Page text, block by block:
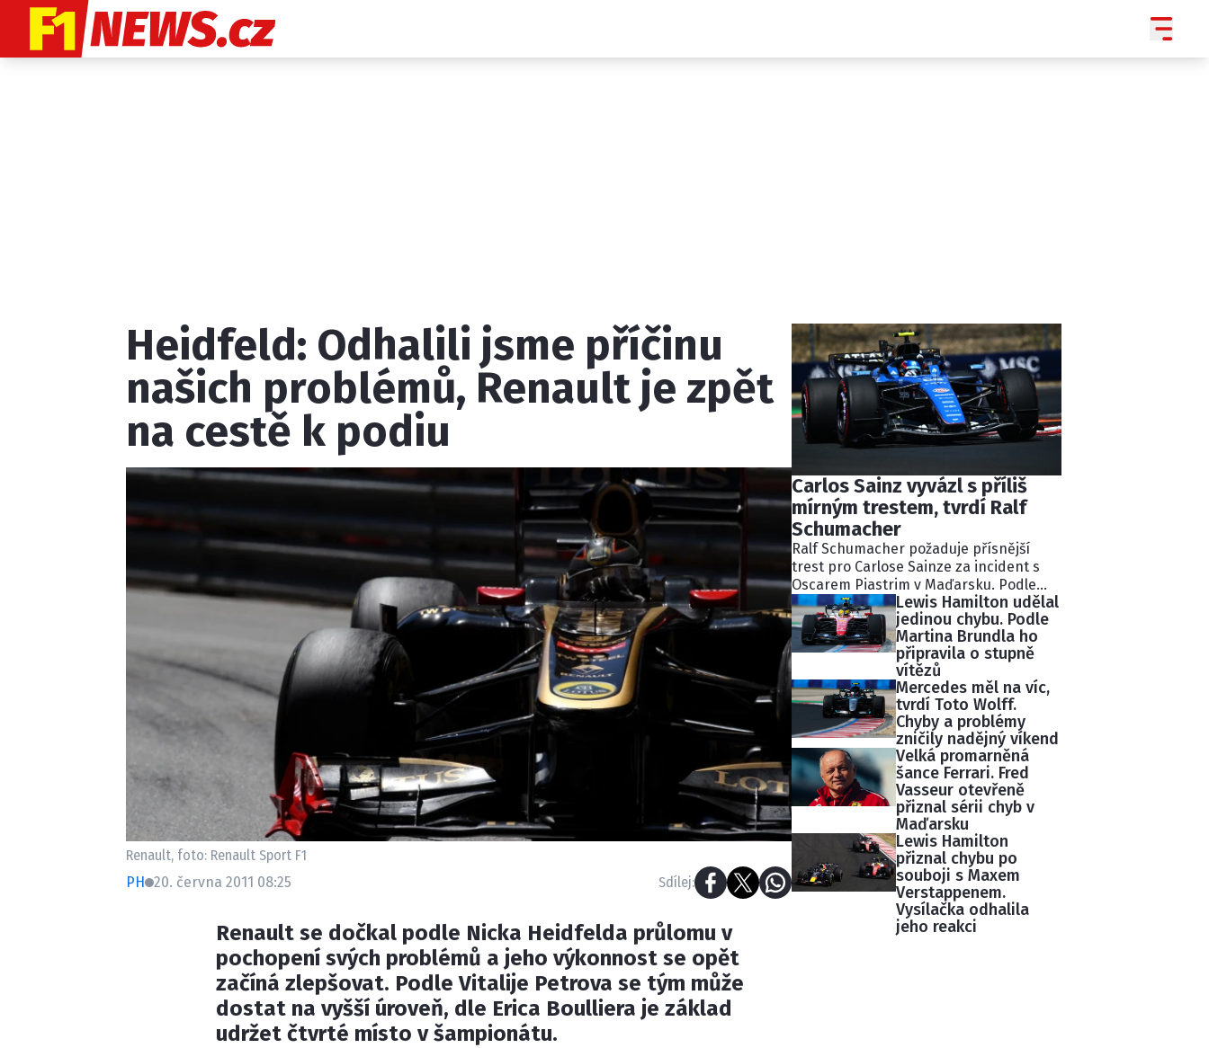
Provozovatelem serveru F1NEWS.cz je INCORP MEDIA GROUP s.r.o., IČ: 118 23 054
SLEDUJTE NÁS NA
Heidfeld: Odhalili jsme příčinu
našich problémů, Renault je zpět
na cestě k podiu
Renault, foto: Renault Sport F1
PH
20. června 2011 08:25 Sdílej:
Renault se dočkal podle Nicka Heidfelda průlomu v
pochopení svých problémů a jeho výkonnost se opět
začíná zlepšovat. Podle Vitalije Petrova se tým může
dostat na vyšší úroveň, dle Erica Boulliera je základ
udržet čtvrté místo v šampionátu.
Carlos Sainz vyvázl s příliš
mírným trestem, tvrdí Ralf
Schumacher
Ralf Schumacher požaduje přísnější
trest pro Carlose Sainze za incident s
Oscarem Piastrim v Maďarsku. Podle
bývalého pilota Williams ignoroval
několik modrých vlajek a následně
kolidoval s lídrem závodu.
Pětisekundovou penalizaci považuje
Schumacher za nedostatečnou.
Lewis Hamilton udělal
jedinou chybu. Podle
Martina Brundla ho
připravila o stupně
vítězů
Mercedes měl na víc,
tvrdí Toto Wolff.
Chyby a problémy
zničily nadějný víkend
Velká promarněná
šance Ferrari. Fred
Vasseur otevřeně
přiznal sérii chyb v
Maďarsku
Lewis Hamilton
přiznal chybu po
souboji s Maxem
Verstappenem.
Vysílačka odhalila
jeho reakci